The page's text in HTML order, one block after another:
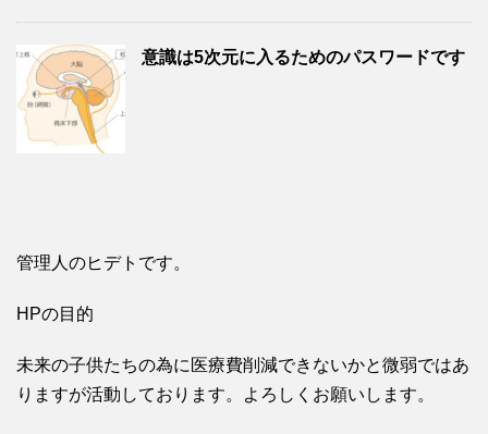
意識は5次元に入るためのパスワードです
管理人のヒデトです。
HPの目的
未来の子供たちの為に医療費削減できないかと微弱ではあ
りますが活動しております。よろしくお願いします。